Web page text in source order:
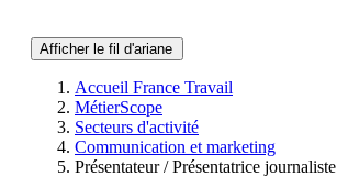
Afficher le fil d'ariane
Accueil France Travail
MétierScope
Secteurs d'activité
Communication et marketing
Présentateur / Présentatrice journaliste